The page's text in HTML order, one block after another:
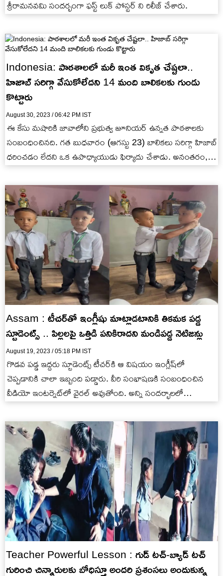
శ్రీరామనవమి సందర్భంగా ఫస్ట్ లుక్ పోస్టర్ ని రిలీజ్ చేశారు.
Indonesia: పాఠశాలలో మరీ ఇంత వికృత చేష్టలా..
హిజాబ్ సరిగ్గా వేసుకోలేదని 14 మంది బాలికలకు గుండు
కొట్టారు
August 30, 2023 / 06:42 PM IST
ఈ కేసు మషారికి జావాలోని ప్రభుత్వ జూనియర్ ఉన్నత పాఠశాలకు
సంబంధించినది. గత బుధవారం (ఆగస్టు 23) బాలికలు సరిగ్గా హిజాబ్
ధరించడం లేదని ఒక ఉపాధ్యాయుడు ఫిర్యాదు చేశాడు. అనంతరం,
Assam : టీచర్‌తో ఇంగ్లీషు మాట్లాడటానికి తికమక పడ్డ
స్టూడెంట్స్ .. పిల్లలపై ఒత్తిడి పనికిరాదని మండిపడ్డ నెటిజన్లు
August 19, 2023 / 05:18 PM IST
గొడవ పడ్డ ఇద్దరు స్టూడెంట్స్ టీచర్‌కి ఆ విషయం ఇంగ్లీష్‌లో
చెప్పడానికి చాలా ఇబ్బంది పడ్డారు. వీరి సంభాషణకి సంబంధించిన
వీడియో ఇంటర్నెట్‌లో వైరల్ అవుతోంది. అన్ని సందర్భాలలో
Teacher Powerful Lesson : గుడ్ టచ్-బ్యాడ్ టచ్
గురించి చిన్నారులకు బోధిస్తూ అందరి ప్రశంసలు అందుకున్న